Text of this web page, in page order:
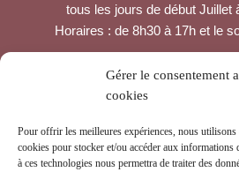
Gérer le consentement
cookies
Pour offrir les meilleures expériences, nous utilisons
cookies pour stocker et/ou accéder aux informations
à ces technologies nous permettra de traiter des
tous les jours de début Juillet
Horaires : de 8h30 à 17h et le
65200 LA